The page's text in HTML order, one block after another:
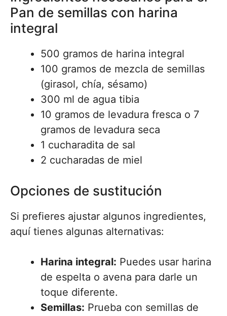
Pan de semillas con harina
integral
500 gramos de harina integral
100 gramos de mezcla de semillas
(girasol, chía, sésamo)
300 ml de agua tibia
10 gramos de levadura fresca o 7
gramos de levadura seca
1 cucharadita de sal
2 cucharadas de miel
Opciones de sustitución
Si prefieres ajustar algunos ingredientes,
aquí tienes algunas alternativas:
Harina integral: Puedes usar harina
de espelta o avena para darle un
toque diferente.
Semillas: Prueba con semillas de